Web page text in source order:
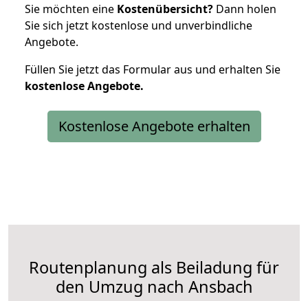
Sie möchten eine Kostenübersicht? Dann holen
Sie sich jetzt kostenlose und unverbindliche
Angebote.
Füllen Sie jetzt das Formular aus und erhalten Sie
kostenloseAngebote.
Kostenlose Angebote erhalten
Routenplanung als Beiladung für
den Umzug nach Ansbach